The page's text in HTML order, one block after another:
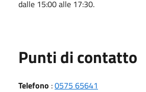
dalle 15:00 alle 17:30.
Punti di contatto
Telefono :0575 65641